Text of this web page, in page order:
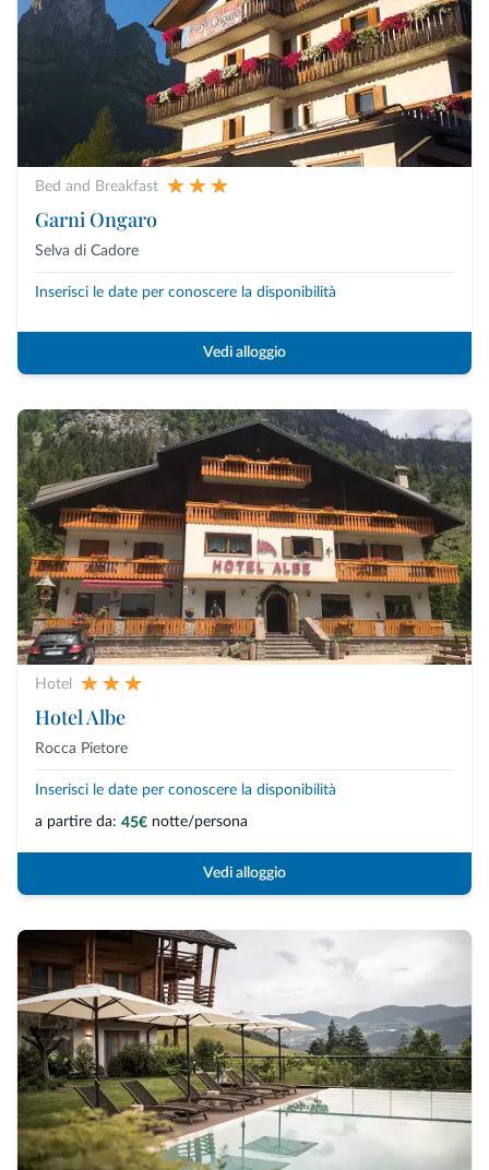
Bed and Breakfast
Garni Ongaro
Selva di Cadore
Inserisci le date per conoscere la disponibilità
Vedi alloggio
Hotel
Hotel Albe
Rocca Pietore
Inserisci le date per conoscere la disponibilità
a partire da: 45€ notte/persona
Vedi alloggio